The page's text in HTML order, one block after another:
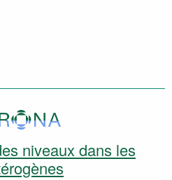
niveaux dans les